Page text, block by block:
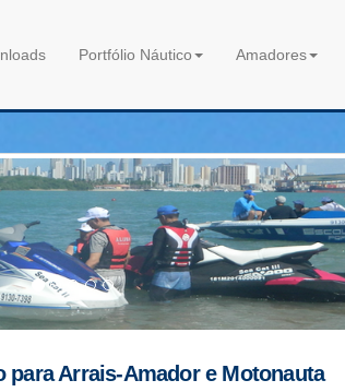
Portfólio Náutico Amadores
para Arrais-Amador e Motonauta